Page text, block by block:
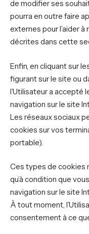
de modifier ses
pourra en outre faire
externes pour l’aider
décrites dans cette
Enfin, en cliquant sur
figurant sur le site ou
l’Utilisateur a accepté
navigation sur le site
Les réseaux sociaux
cookies sur vos
portable).
Ces types de cookies
qu’à condition que
navigation sur le site
À tout moment,
consentement à ce